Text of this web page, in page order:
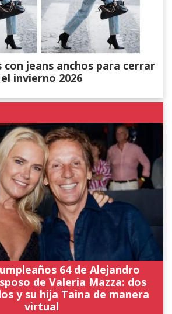
con jeans anchos para cerrar
el invierno 2026
64 de Alejandro
de Valeria Mazza: dos
y su hija Taina de manera
virtual